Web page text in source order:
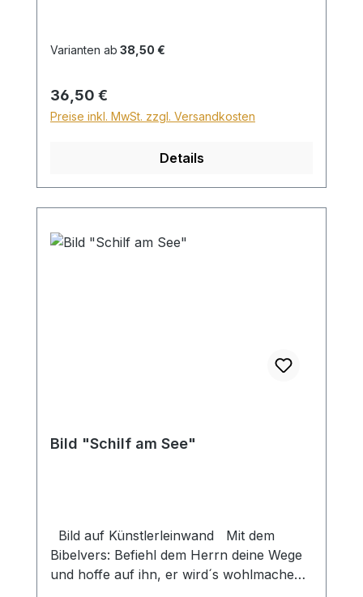
Versand innerhalb Deutschlands ein
28,99€ berechnet. Für den Versand ins
Ausland beträgt der Sperrgutzuschlag
30€.
Varianten ab 38,50 €
Regulärer Preis:
36,50 €
Preise inkl. MwSt. zzgl. Versandkosten
Details
Bild "Schilf am See"
Bild auf Künstlerleinwand Mit dem
Bibelvers: Befiehl dem Herrn deine Wege
und hoffe auf ihn, er wird´s wohlmachen.